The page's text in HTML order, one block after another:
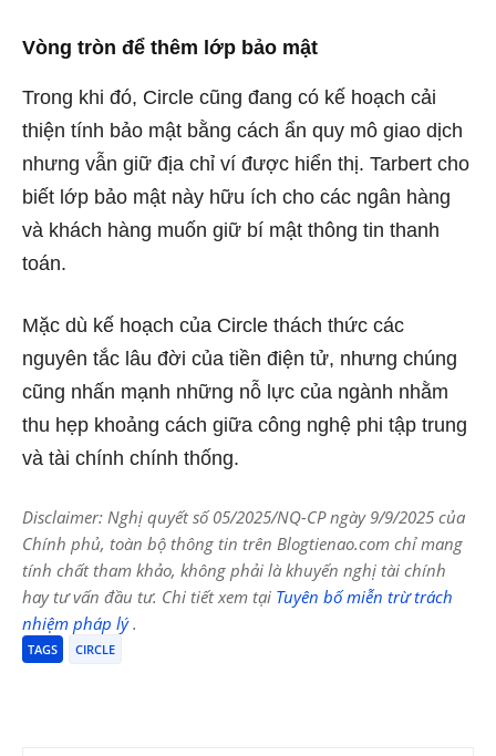
Vòng tròn để thêm lớp bảo mật
Trong khi đó, Circle cũng đang có kế hoạch cải
thiện tính bảo mật bằng cách ẩn quy mô giao dịch
nhưng vẫn giữ địa chỉ ví được hiển thị. Tarbert cho
biết lớp bảo mật này hữu ích cho các ngân hàng
và khách hàng muốn giữ bí mật thông tin thanh
toán.
Mặc dù kế hoạch của Circle thách thức các
nguyên tắc lâu đời của tiền điện tử, nhưng chúng
cũng nhấn mạnh những nỗ lực của ngành nhằm
thu hẹp khoảng cách giữa công nghệ phi tập trung
và tài chính chính thống.
Disclaimer: Nghị quyết số 05/2025/NQ-CP ngày 9/9/2025 của
Chính phủ, toàn bộ thông tin trên Blogtienao.com chỉ mang
tính chất tham khảo, không phải là khuyến nghị tài chính
hay tư vấn đầu tư. Chi tiết xem tại Tuyên bố miễn trừ trách
nhiệm pháp lý.
TAGS CIRCLE